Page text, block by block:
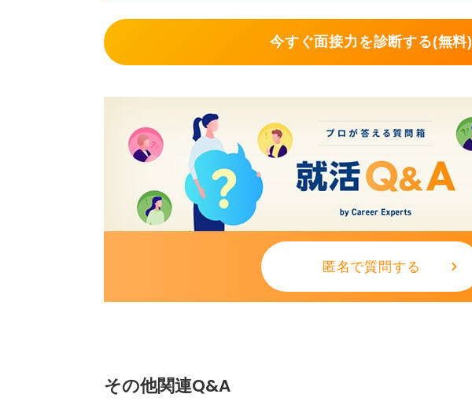
今すぐ面接力を診断する(無料)
匿名で質問する
その他関連Q&A